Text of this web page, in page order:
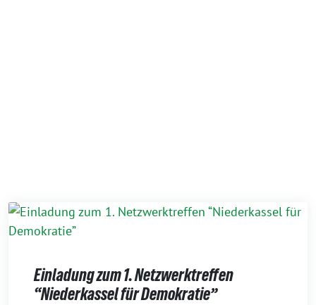
Einladung zum 1. Netzwerktreffen
“Niederkassel für Demokratie”